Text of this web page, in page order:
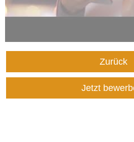
Zurück
Jetzt